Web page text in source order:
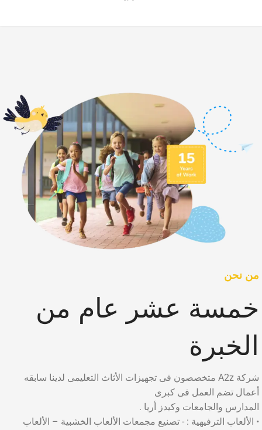
من نحن
خمسة عشر عام من
الخبرة
شركة A2z متخصصون فى تجهيزات الأثاث التعليمى لدينا سابقه
أعمال تضم العمل فى كبرى
المدارس والجامعات وكيدز أريا .
• الألعاب الترفيهية : - تصنيع مجمعات الألعاب الخشبية – الألعاب